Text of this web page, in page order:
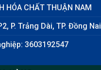
HÓA CHẤT THUẬN NAM
P. Trảng Dài, TP. Đồng Nai
3603192547